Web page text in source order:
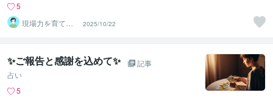
5
現場力を育てる
傾聴ﾄﾚｰﾅｰ おー
ちゃん
2025/10/22
✨ご報告と感謝を込めて✨
記事
占い
5